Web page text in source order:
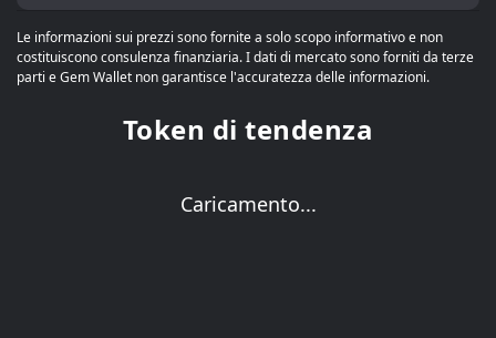
Le informazioni sui prezzi sono fornite a solo scopo informativo e non
costituiscono consulenza finanziaria. I dati di mercato sono forniti da terze
parti e Gem Wallet non garantisce l'accuratezza delle informazioni.
Token di tendenza
Caricamento...